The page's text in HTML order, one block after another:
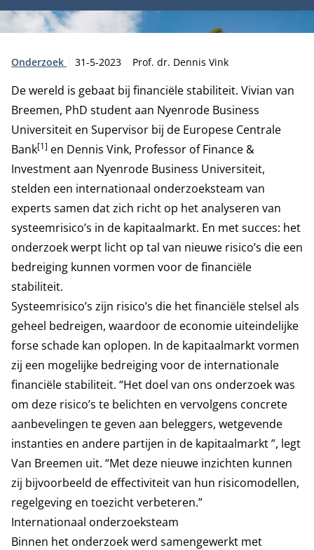
Type:
Onderzoek Publicatiedatum:
31-5-2023 Auteur:
Prof. dr. Dennis Vink
De wereld is gebaat bij financiële stabiliteit. Vivian van
Breemen, PhD student aan Nyenrode Business
Universiteit en Supervisor bij de Europese Centrale
Bank[1] en Dennis Vink, Professor of Finance &
Investment aan Nyenrode Business Universiteit,
stelden een internationaal onderzoeksteam van
experts samen dat zich richt op het analyseren van
systeemrisico’s in de kapitaalmarkt. En met succes: het
onderzoek werpt licht op tal van nieuwe risico’s die een
bedreiging kunnen vormen voor de financiële
stabiliteit.
Systeemrisico’s zijn risico’s die het financiële stelsel als
geheel bedreigen, waardoor de economie uiteindelijke
forse schade kan oplopen. In de kapitaalmarkt vormen
zij een mogelijke bedreiging voor de internationale
financiële stabiliteit. “Het doel van ons onderzoek was
om deze risico’s te belichten en vervolgens concrete
aanbevelingen te geven aan beleggers, wetgevende
instanties en andere partijen in de kapitaalmarkt ”, legt
Van Breemen uit. “Met deze nieuwe inzichten kunnen
zij bijvoorbeeld de effectiviteit van hun risicomodellen,
regelgeving en toezicht verbeteren.”
Internationaal onderzoeksteam
Binnen het onderzoek werd samengewerkt met